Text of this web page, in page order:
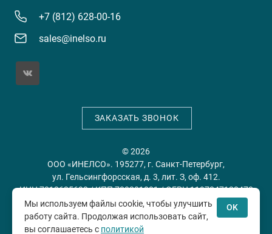
+7 (812) 628-00-16
sales@inelso.ru
ЗАКАЗАТЬ ЗВОНОК
© 2026
ООО «ИНЕЛСО». 195277, г. Санкт-Петербург,
ул. Гельсингфорсская, д. 3, лит. З, оф. 412.
ИНН 7813635698 / КПП 780201001 / ОГРН 1197847128478
Политика конфиденциальности
Мы используем файлы cookie, чтобы улучшить
работу сайта. Продолжая использовать сайт,
вы соглашаетесь с политикой
OK